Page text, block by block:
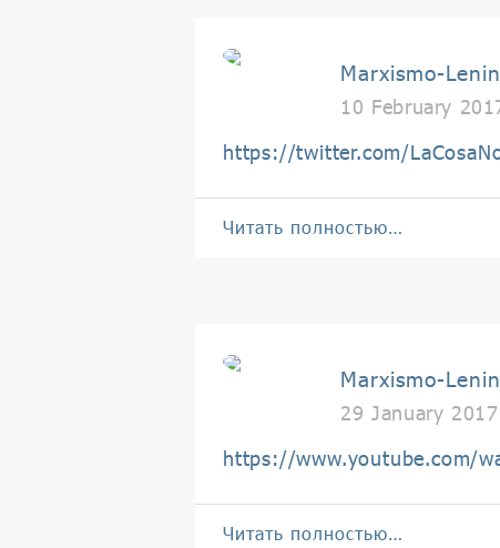
Marxismo-
10 February
https://twitter.com/
Читать полностью…
Marxismo-
29 January
https://www.youtube.com/
Читать полностью…